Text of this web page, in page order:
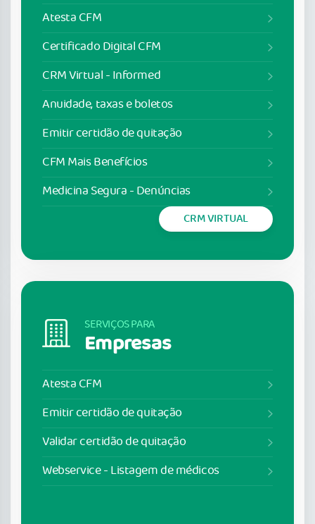
Atesta CFM
Certificado Digital CFM
CRM Virtual - Informed
Anuidade, taxas e boletos
Emitir certidão de quitação
CFM Mais Benefícios
Medicina Segura - Denúncias
CRM VIRTUAL
SERVIÇOS PARA
Empresas
Atesta CFM
Emitir certidão de quitação
Validar certidão de quitação
Webservice - Listagem de médicos